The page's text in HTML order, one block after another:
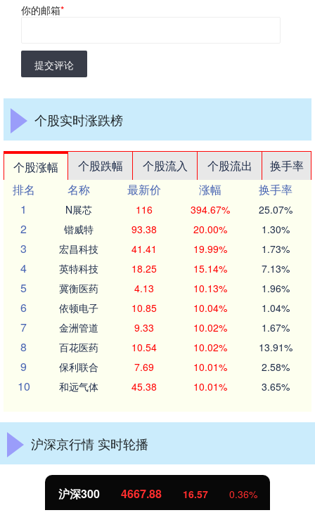
你的邮箱*
提交评论
个股实时涨跌榜
个股涨幅 个股跌幅 个股流入 个股流出
换手率
排名
名称 最新价 涨幅
换手率
1
N展芯 116 394.67% 25.07%
2 锴威特 93.38 20.00% 1.30%
3 宏昌科技 41.41 19.99% 1.73%
4 英特科技 18.25 15.14% 7.13%
5 冀衡医药 4.13 10.13% 1.96%
6 依顿电子 10.85 10.04% 1.04%
7 金洲管道 9.33 10.02% 1.67%
8 百花医药 10.54 10.02% 13.91%
9 保利联合 7.69 10.01% 2.58%
10 和远气体 45.38 10.01% 3.65%
沪深京行情 实时轮播
16.57 0.36% 北证50